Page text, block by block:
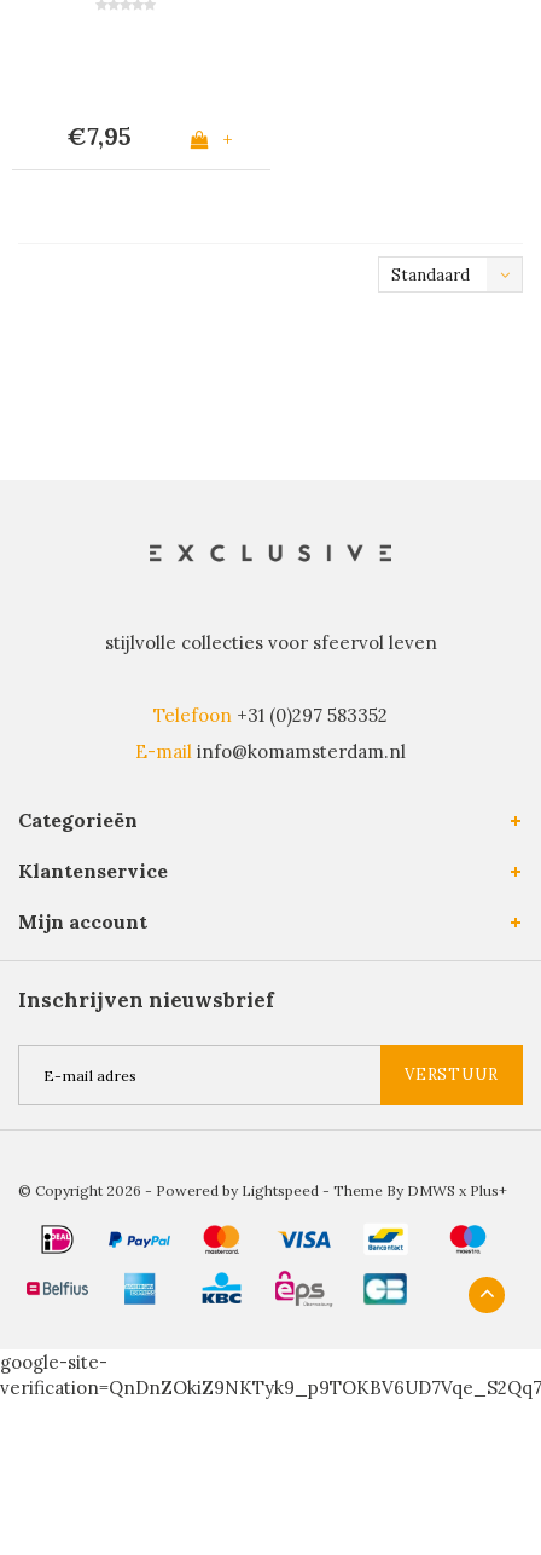
€7,95 +
Standaard
stijlvolle collecties voor sfeervol leven
Telefoon +31 (0)297 583352
E-mail info@komamsterdam.nl
Categorieën
Klantenservice
Mijn account
Inschrijven nieuwsbrief
VERSTUUR
© Copyright 2026 - Powered by Lightspeed - Theme By DMWS x Plus+
google-site-